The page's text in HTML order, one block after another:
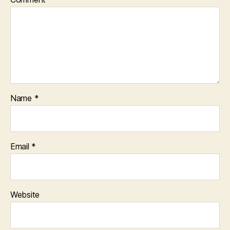
Name *
Email *
Website